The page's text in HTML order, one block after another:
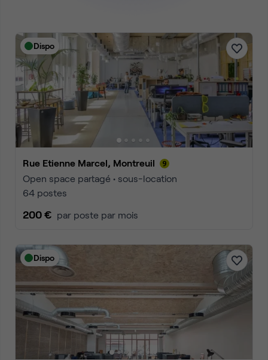
Dispo
Rue Etienne Marcel, Montreuil
Open space partagé • sous-location
64 postes
200 € par poste par mois
Dispo